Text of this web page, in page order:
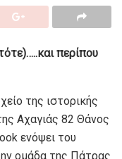
περίπου
της ιστορικής
Αχαγιάς 82 Θάνος
ενόψει του
ομάδα της Πάτρας